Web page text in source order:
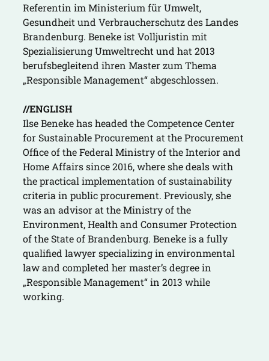
Referentin im Ministerium für Umwelt,
Gesundheit und Verbraucherschutz des Landes
Brandenburg. Beneke ist Volljuristin mit
Spezialisierung Umweltrecht und hat 2013
berufsbegleitend ihren Master zum Thema
„Responsible Management“ abgeschlossen.
//ENGLISH
Ilse Beneke has headed the Competence Center
for Sustainable Procurement at the Procurement
Office of the Federal Ministry of the Interior and
Home Affairs since 2016, where she deals with
the practical implementation of sustainability
criteria in public procurement. Previously, she
was an advisor at the Ministry of the
Environment, Health and Consumer Protection
of the State of Brandenburg. Beneke is a fully
qualified lawyer specializing in environmental
law and completed her master’s degree in
„Responsible Management“ in 2013 while
working.